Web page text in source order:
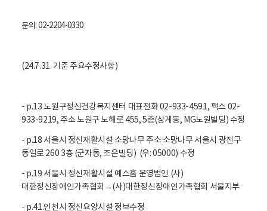
문의: 02-2204-0330
(24.7.31. 기준 주요수정사항)
- p.13 노원구정신건강복지센터 대표전화 02-933-4591, 팩스 02-
933-9219, 주소 노원구 노해로 455, 5층(상계동, MG노원빌딩) 수정
- p.18 서울시 정신재활시설 소망나무 주소 소망나무 서울시 광진구
동일로 260 3층 (군자동, 조은빌딩) (우: 05000) 수정
- p.19 서울시 정신재활시설 예스홈 운영법인 (사)
대한정신장애인가족협회→(사)대한정신장애인가족협회 서울지부
- p.41.인천시 정신요양시설 정보수정